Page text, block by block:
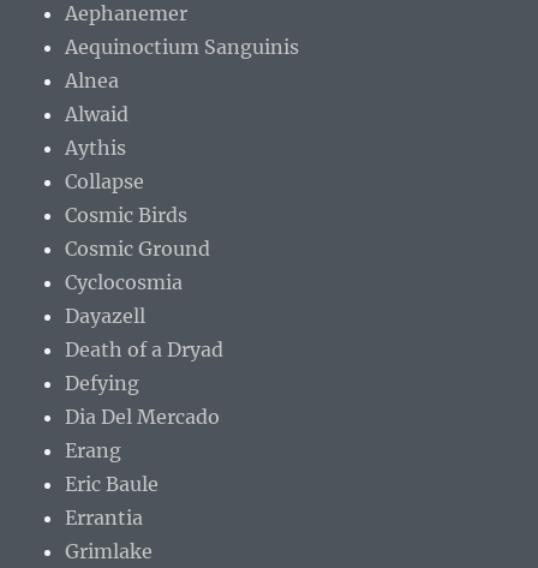
Aephanemer
Aequinoctium Sanguinis
Alnea
Alwaid
Aythis
Collapse
Cosmic Birds
Cosmic Ground
Cyclocosmia
Dayazell
Death of a Dryad
Defying
Dia Del Mercado
Erang
Eric Baule
Errantia
Grimlake